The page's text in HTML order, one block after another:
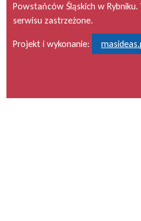
Powstańców Śląskich w
serwisu zastrzeżone.
Projekt i wykonanie: